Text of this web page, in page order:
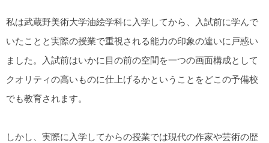
私は武蔵野美術大学油絵学科に入学してから、入試前に学んで
いたことと実際の授業で重視される能力の印象の違いに戸惑い
ました。入試前はいかに目の前の空間を一つの画面構成として
クオリティの高いものに仕上げるかということをどこの予備校
でも教育されます。
しかし、実際に入学してからの授業では現代の作家や芸術の歴